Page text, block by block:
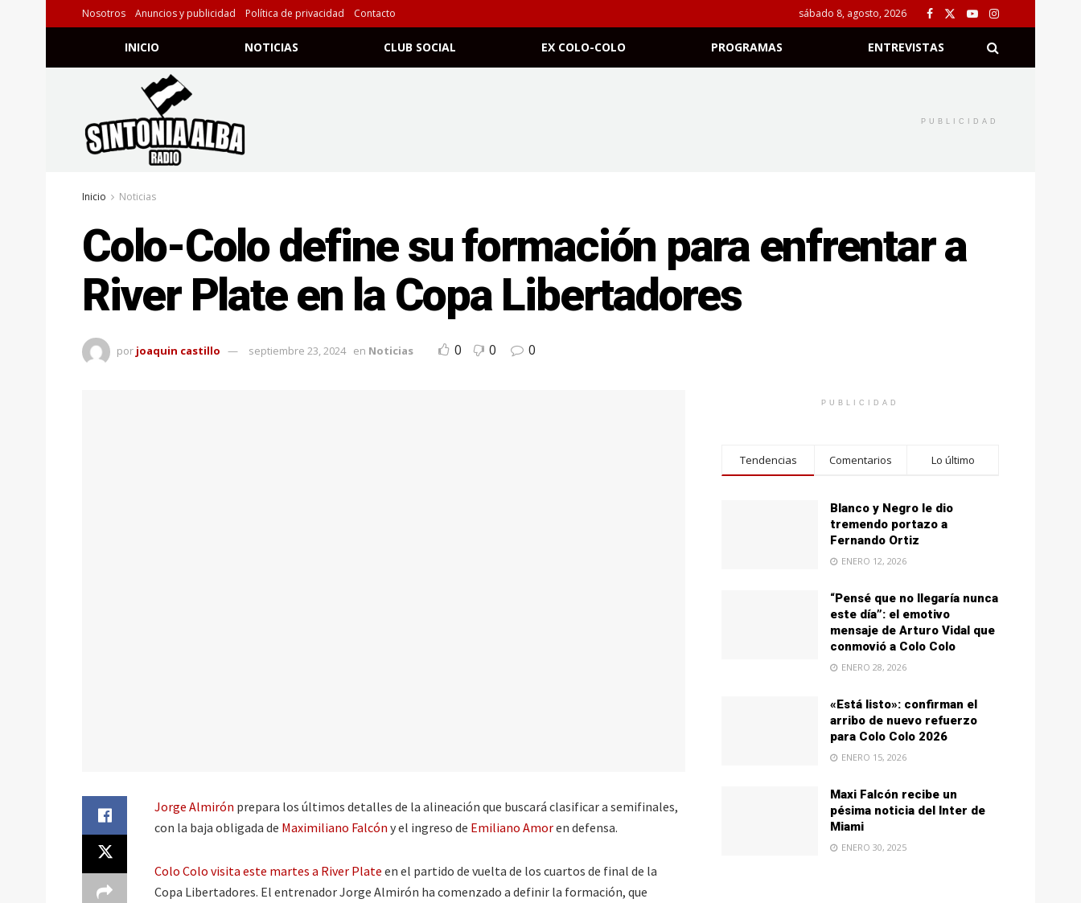
Nosotros Anuncios y publicidad Política de privacidad Contacto sábado 8, agosto, 2026
INICIO NOTICIAS CLUB SOCIAL EX COLO-COLO PROGRAMAS ENTREVISTAS
PUBLICIDAD
Inicio Noticias
Colo-Colo define su formación para enfrentar a
River Plate en la Copa Libertadores
por joaquin castillo septiembre 23, 2024 en Noticias 0 0 0
Jorge Almirón prepara los últimos detalles de la alineación que buscará clasificar a semifinales,
con la baja obligada de Maximiliano Falcón y el ingreso de Emiliano Amoren defensa.
Colo Colo visita este martes a River Plate en el partido de vuelta de los cuartos de final de la
Copa Libertadores. El entrenador Jorge Almirón ha comenzado a definir la formación, que
PUBLICIDAD
Tendencias Comentarios Lo último
Blanco y Negro le dio
tremendo portazo a
Fernando Ortiz
ENERO 12, 2026
“Pensé que no llegaría nunca
este día”: el emotivo
mensaje de Arturo Vidal que
conmovió a Colo Colo
ENERO 28, 2026
«Está listo»: confirman el
arribo de nuevo refuerzo
para Colo Colo 2026
ENERO 15, 2026
Maxi Falcón recibe un
pésima noticia del Inter de
Miami
ENERO 30, 2025